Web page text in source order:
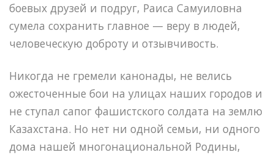
боевых друзей и подруг, Раиса Самуиловна
сумела сохранить главное — веру в людей,
человеческую доброту и отзывчивость.
Никогда не гремели канонады, не велись
ожесточенные бои на улицах наших городов и
не ступал сапог фашистского солдата на землю
Казахстана. Но нет ни одной семьи, ни одного
дома нашей многонациональной Родины,